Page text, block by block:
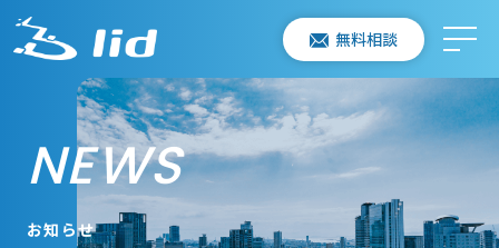
無料相談
NEWS
お知らせ